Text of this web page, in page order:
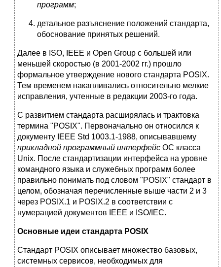
программ;
детальное разъяснение положений стандарта,
обоснование принятых решений.
Далее в ISO, IEEE и Open Group с большей или
меньшей скоростью (в 2001-2002 гг.) прошло
формальное утверждение нового стандарта POSIX.
Тем временем накапливались относительно мелкие
исправления, учтенные в редакции 2003-го года.
С развитием стандарта расширялась и трактовка
термина "POSIX". Первоначально он относился к
документу IEEE Std 1003.1-1988, описывавшему
прикладной программный интерфейс ОС класса
Unix. После стандартизации интерфейса на уровне
командного языка и служебных программ более
правильно понимать под словом "POSIX" стандарт в
целом, обозначая перечисленные выше части 2 и 3
через POSIX.1 и POSIX.2 в соответствии с
нумерацией документов IEEE и ISO/IEC.
Основные идеи стандарта POSIX
Стандарт POSIX описывает множество базовых,
системных сервисов, необходимых для